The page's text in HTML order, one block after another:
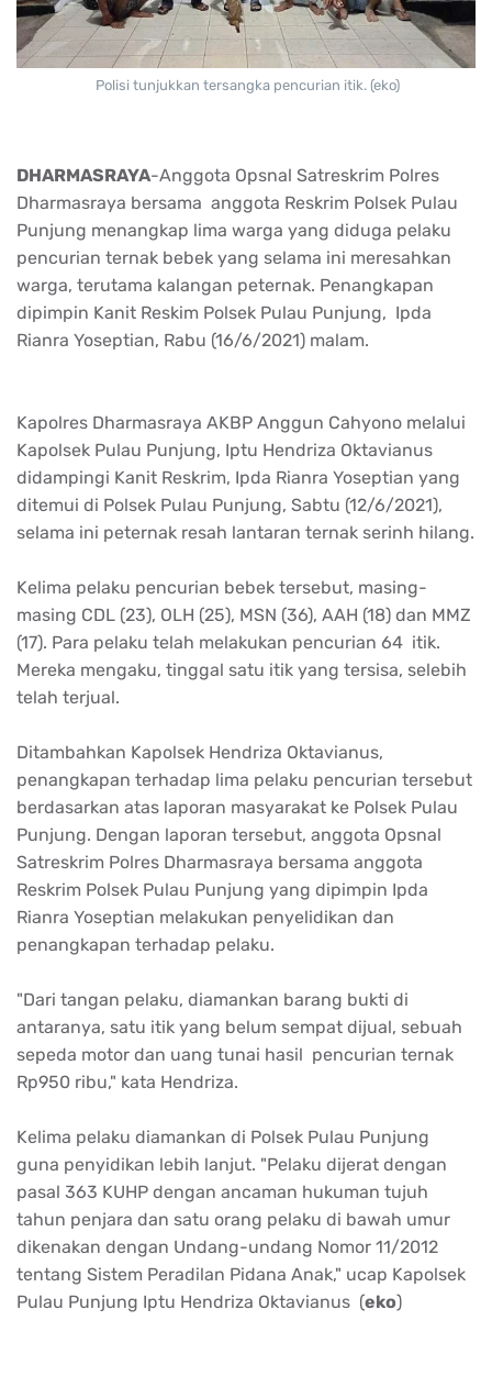
Polisi tunjukkan tersangka pencurian itik. (eko)
DHARMASRAYA-Anggota Opsnal Satreskrim Polres
Dharmasraya bersama anggota Reskrim Polsek Pulau
Punjung menangkap lima warga yang diduga pelaku
pencurian ternak bebek yang selama ini meresahkan
warga, terutama kalangan peternak. Penangkapan
dipimpin Kanit Reskim Polsek Pulau Punjung, Ipda
Rianra Yoseptian, Rabu (16/6/2021) malam.
Kapolres Dharmasraya AKBP Anggun Cahyono melalui
Kapolsek Pulau Punjung, Iptu Hendriza Oktavianus
didampingi Kanit Reskrim, Ipda Rianra Yoseptian yang
ditemui di Polsek Pulau Punjung, Sabtu (12/6/2021),
selama ini peternak resah lantaran ternak serinh hilang.
Kelima pelaku pencurian bebek tersebut, masing-
masing CDL (23), OLH (25), MSN (36), AAH (18) dan MMZ
(17). Para pelaku telah melakukan pencurian 64 itik.
Mereka mengaku, tinggal satu itik yang tersisa, selebih
telah terjual.
Ditambahkan Kapolsek Hendriza Oktavianus,
penangkapan terhadap lima pelaku pencurian tersebut
berdasarkan atas laporan masyarakat ke Polsek Pulau
Punjung. Dengan laporan tersebut, anggota Opsnal
Satreskrim Polres Dharmasraya bersama anggota
Reskrim Polsek Pulau Punjung yang dipimpin Ipda
Rianra Yoseptian melakukan penyelidikan dan
penangkapan terhadap pelaku.
"Dari tangan pelaku, diamankan barang bukti di
antaranya, satu itik yang belum sempat dijual, sebuah
sepeda motor dan uang tunai hasil pencurian ternak
Rp950 ribu," kata Hendriza.
Kelima pelaku diamankan di Polsek Pulau Punjung
guna penyidikan lebih lanjut. "Pelaku dijerat dengan
pasal 363 KUHP dengan ancaman hukuman tujuh
tahun penjara dan satu orang pelaku di bawah umur
dikenakan dengan Undang-undang Nomor 11/2012
tentang Sistem Peradilan Pidana Anak," ucap Kapolsek
Pulau Punjung Iptu Hendriza Oktavianus (eko)